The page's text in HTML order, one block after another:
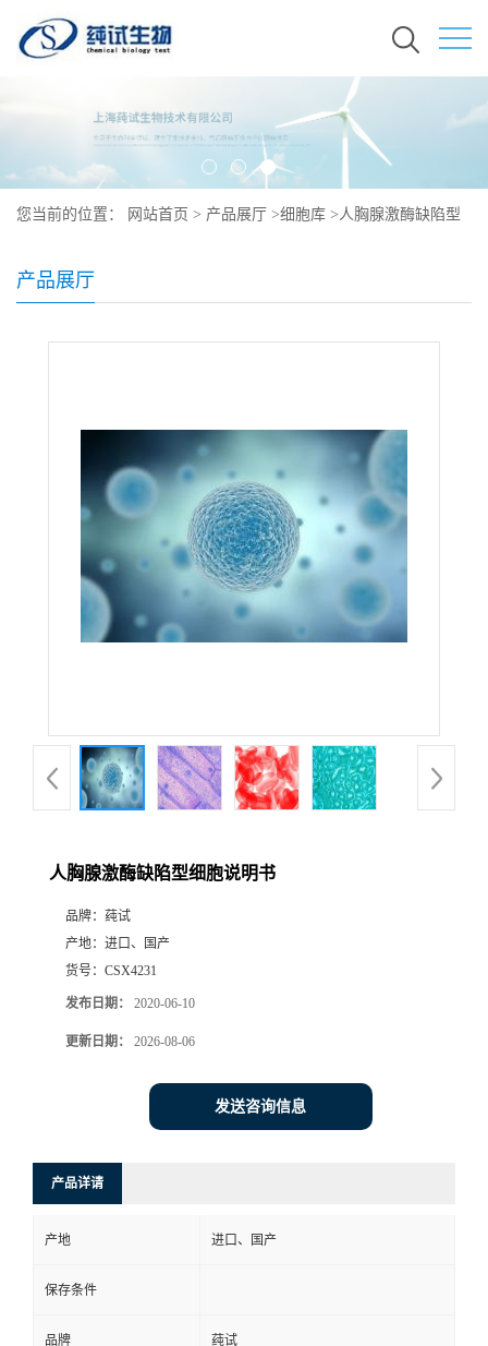
您当前的位置： 网站首页 > 产品展厅 >细胞库 >人胸腺激酶缺陷型
产品展厅
人胸腺激酶缺陷型细胞说明书
品牌： 莼试
产地： 进口、国产
货号： CSX4231
发布日期： 2020-06-10
更新日期： 2026-08-06
发送咨询信息
产品详请
产地 进口、国产
保存条件
品牌 莼试